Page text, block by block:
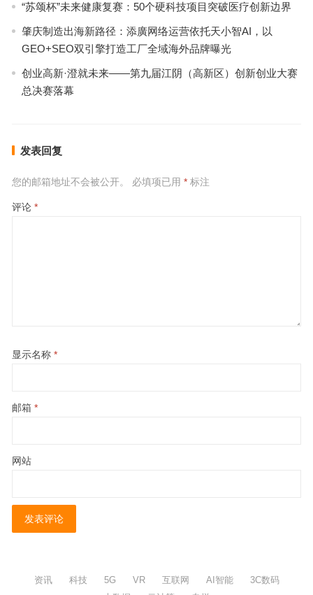
“苏颂杯”未来健康复赛：50个硬科技项目突破医疗创新边界
肇庆制造出海新路径：添廣网络运营依托天小智AI，以
GEO+SEO双引擎打造工厂全域海外品牌曝光
创业高新·澄就未来——第九届江阴（高新区）创新创业大赛
总决赛落幕
发表回复
您的邮箱地址不会被公开。 必填项已用 *标注
评论 *
显示名称 *
邮箱 *
网站
资讯 科技 5G VR 互联网 AI智能
3C数码